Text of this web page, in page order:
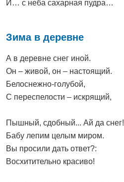
И… с неба сахарная пудра…
Зима в деревне
А в деревне снег иной.
Он – живой, он – настоящий.
Белоснежно-голубой,
С переспелости – искрящий,
Пышный, сдобный... Ай да снег!
Бабу лепим целым миром.
Вы просили дать ответ?:
Восхитительно красиво!